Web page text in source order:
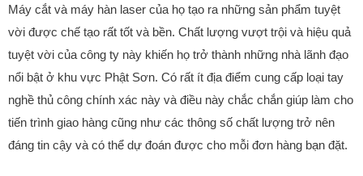
Máy cắt và máy hàn laser của họ tạo ra những sản phẩm tuyệt
vời được chế tạo rất tốt và bền. Chất lượng vượt trội và hiệu quả
tuyệt vời của công ty này khiến họ trở thành những nhà lãnh đạo
nổi bật ở khu vực Phật Sơn. Có rất ít địa điểm cung cấp loại tay
nghề thủ công chính xác này và điều này chắc chắn giúp làm cho
tiến trình giao hàng cũng như các thông số chất lượng trở nên
đáng tin cậy và có thể dự đoán được cho mỗi đơn hàng bạn đặt.